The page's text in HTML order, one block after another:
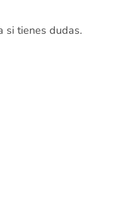
si tienes dudas.